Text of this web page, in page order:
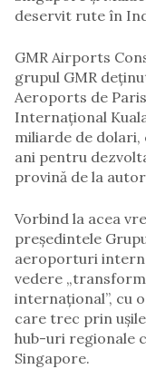
deservit rute în
GMR Airports
grupul GMR
Aeroports de
Internațional
miliarde de dolari,
ani pentru
provină de la
Vorbind la acea
președintele
aeroporturi
vedere
internațional”, cu
care trec prin
hub-uri regionale
Singapore.